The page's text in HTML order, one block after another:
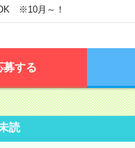
※10月～！
募する
読